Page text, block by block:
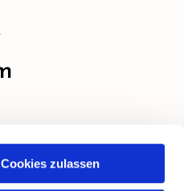
Cookies zulassen